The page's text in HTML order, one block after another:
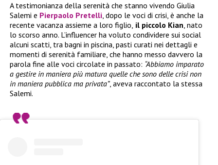
A testimonianza della serenità che stanno vivendo Giulia
Salemi e Pierpaolo Pretelli, dopo le voci di crisi, è anche la
recente vacanza assieme a loro figlio, il piccolo Kian, nato
lo scorso anno. L’influencer ha voluto condividere sui social
alcuni scatti, tra bagni in piscina, pasti curati nei dettagli e
momenti di serenità familiare, che hanno messo davvero la
parola fine alle voci circolate in passato: “Abbiamo imparato
a gestire in maniera più matura quelle che sono delle crisi non
in maniera pubblica ma privata”, aveva raccontato la stessa
Salemi.